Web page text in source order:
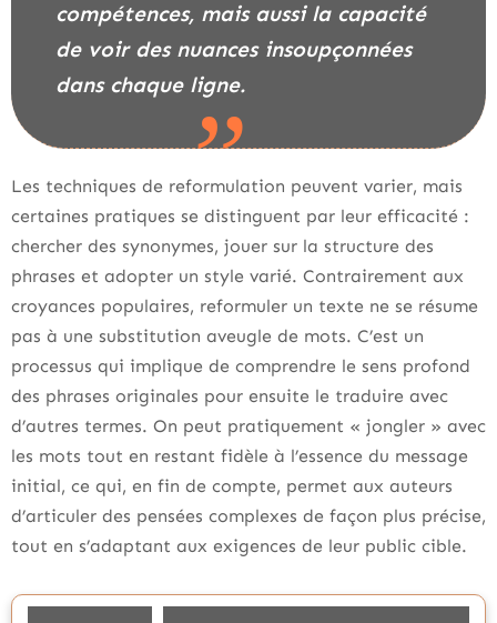
compétences, mais aussi la capacité
de voir des nuances insoupçonnées
dans chaque ligne.
Les techniques de reformulation peuvent varier, mais
certaines pratiques se distinguent par leur efficacité :
chercher des synonymes, jouer sur la structure des
phrases et adopter un style varié. Contrairement aux
croyances populaires, reformuler un texte ne se résume
pas à une substitution aveugle de mots. C’est un
processus qui implique de comprendre le sens profond
des phrases originales pour ensuite le traduire avec
d’autres termes. On peut pratiquement « jongler » avec
les mots tout en restant fidèle à l’essence du message
initial, ce qui, en fin de compte, permet aux auteurs
d’articuler des pensées complexes de façon plus précise,
tout en s’adaptant aux exigences de leur public cible.